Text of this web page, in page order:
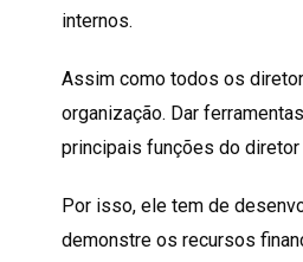
internos.
Assim como todos os
organização. Dar
principais funções do
Por isso, ele tem de
demonstre os recursos